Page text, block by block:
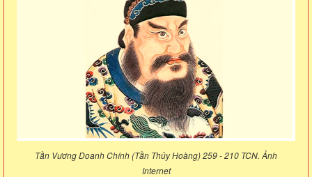
Tần Vương Doanh Chính (Tần Thủy Hoàng) 259 - 210 TCN. Ảnh
Internet